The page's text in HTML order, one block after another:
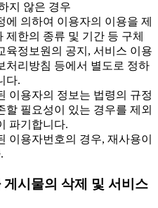
지 않은 경우
의하여 이용자의 이용을 제
제한의 종류 및 기간 등 구체
육정보원의 공지, 서비스 이용
처리방침 등에서 별도로 정하
다.
이용자의 정보는 법령의 규정
할 필요성이 있는 경우를 제외
파기합니다.
이용자번호의 경우, 재사용이
게시물의 삭제 및 서비스